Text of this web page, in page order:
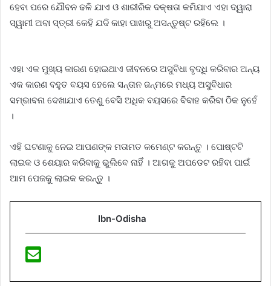
ହେବା ପରେ ଯୌବନ ଢଳି ଯାଏ ଓ ଶାରୀରିକ ଦକ୍ଷତା କମିଯାଏ ଏହା ଦ୍ୱାରା
ସ୍ୱାମୀ ଅବା ସ୍ତ୍ରୀ କେହି ଯଦି କାହା ପାଖରୁ ଅସନ୍ତୁଷ୍ଟ ରହିଲେ ।
ଏହା ଏକ ମୁଖ୍ୟ କାରଣ ହୋଇଥାଏ ଜୀବନରେ ଅସୁବିଧା ବୃଦ୍ଧି କରିବାର ଅନ୍ୟ
ଏକ କାରଣ ବହୁତ ବୟସ ହେଲେ ସନ୍ତାନ ଜନ୍ମରେ ମଧ୍ୟ ଅସୁବିଧାର
ସମ୍ଭାବନା ଦେଖାଯାଏ ତେଣୁ ବେସି ଅଧିକ ବୟସରେ ବିବାହ କରିବା ଠିକ ନୁହେଁ
।
ଏହି ଘଟଣାକୁ ନେଇ ଆପଣଙ୍କ ମତାମତ କମେଣ୍ଟ କରନ୍ତୁ । ପୋଷ୍ଟଟି
ଲାଇକ ଓ ଶେୟାର କରିବାକୁ ଭୁଲିବେ ନାହିଁ । ଆଗକୁ ଅପଡେଟ ରହିବା ପାଇଁ
ଆମ ପେଜକୁ ଲାଇକ କରନ୍ତୁ ।
Ibn-Odisha